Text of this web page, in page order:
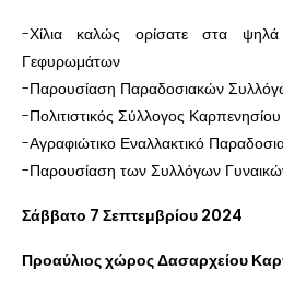
-Χίλια καλώς ορίσατε στα
Γεφυρωμάτων
-Παρουσίαση Παραδοσιακών
-Πολιτιστικός Σύλλογος Καρπενησίου
-Αγραφιώτικο Εναλλακτικό
-Παρουσίαση των Συλλόγων
Σάββατο 7 Σεπτεμβρίου 2024
Προαύλιος χώρος Δασαρχείου